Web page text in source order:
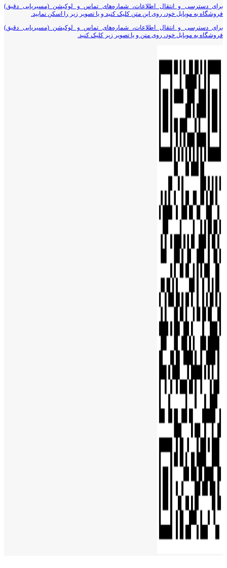
برای دسترسی و انتقال اطلاعات، شماره‌های تماس و لوکیشن (مسیریابی دقیق)
فروشگاه به موبایل خود، روی این متن کلیک کنید و یا تصویر زیر را اسکن نمایید.
برای دسترسی و انتقال اطلاعات، شماره‌های تماس و لوکیشن (مسیریابی دقیق)
فروشگاه به موبایل خود، روی متن و یا تصویر زیر کلیک کنید.